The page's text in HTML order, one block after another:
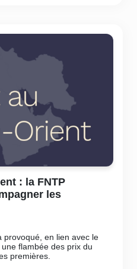
: la FNTP
les
provoqué, en lien avec le
flambée des prix du
premières.